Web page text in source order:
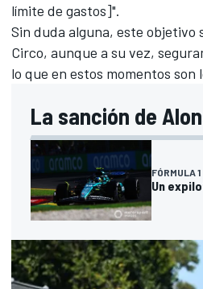
límite de gastos]".
Sin duda alguna, este objetivo
Circo, aunque a su vez,
lo que en estos momentos
La sanción de
FÓRMULA 1
Un